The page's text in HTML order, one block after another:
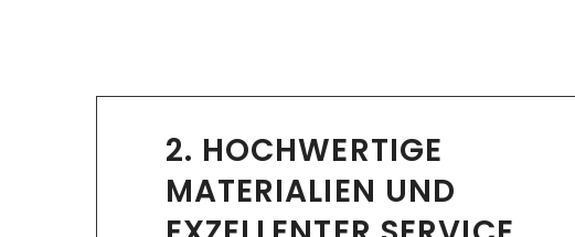
2. HOCHWERTIGE
MATERIALIEN UND